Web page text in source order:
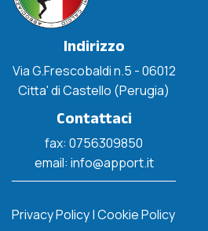
Indirizzo
Via G.Frescobaldi n.5 - 06012
Citta' di Castello (Perugia)
Contattaci
fax: 0756309850
email: info@apport.it
Privacy Policy|Cookie Policy